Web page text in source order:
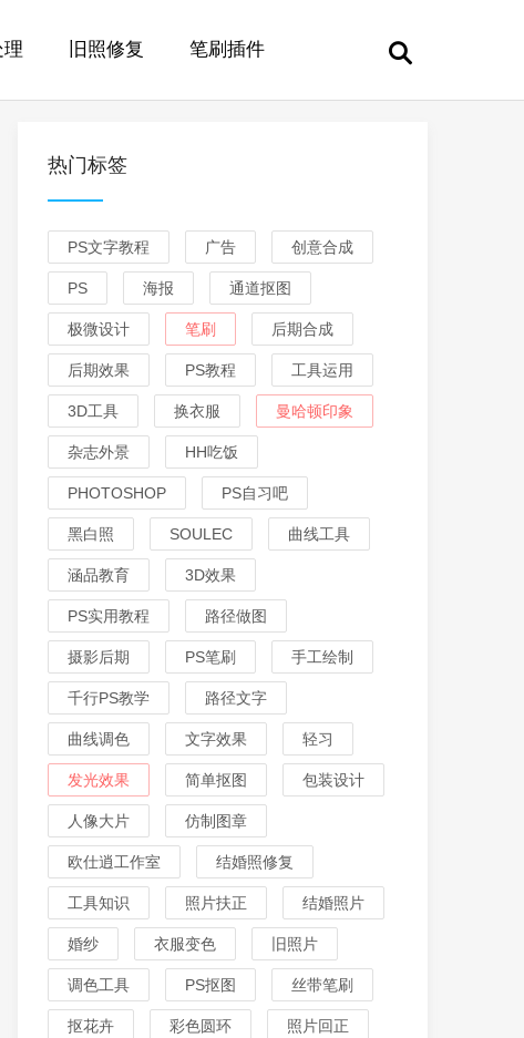
理 旧照修复 笔刷插件
热门标签
PS文字教程 广告 创意合成
PS 海报 通道抠图
极微设计 笔刷 后期合成
后期效果 PS教程 工具运用
3D工具 换衣服 曼哈顿印象
杂志外景 HH吃饭
PHOTOSHOP PS自习吧
黑白照 SOULEC 曲线工具
涵品教育 3D效果
PS实用教程 路径做图
摄影后期 PS笔刷 手工绘制
千行PS教学 路径文字
曲线调色 文字效果 轻习
发光效果 简单抠图 包装设计
人像大片 仿制图章
欧仕逍工作室 结婚照修复
工具知识 照片扶正 结婚照片
婚纱 衣服变色 旧照片
调色工具 PS抠图 丝带笔刷
抠花卉 彩色圆环 照片回正